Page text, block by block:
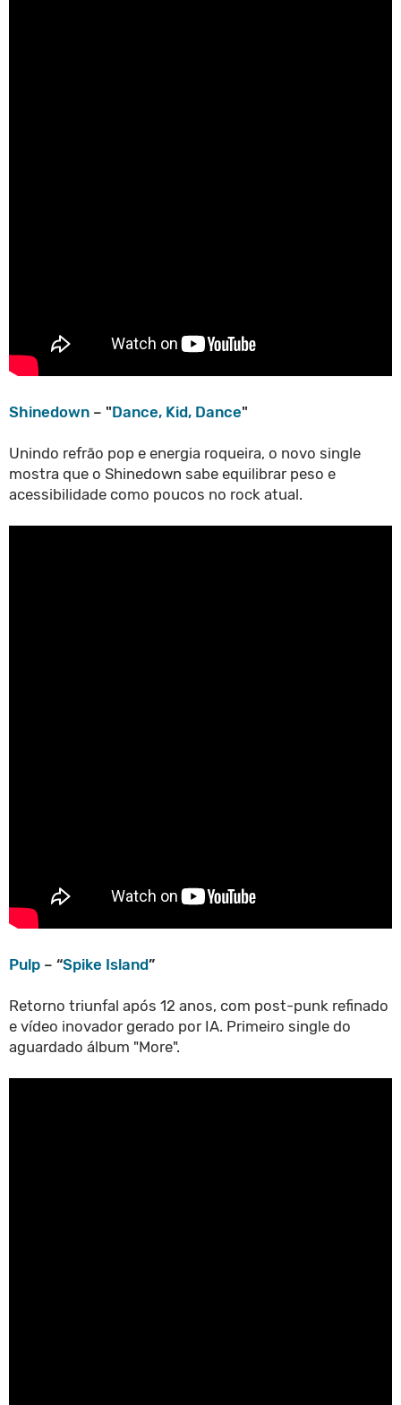
Shinedown – "Dance, Kid, Dance"
Unindo refrão pop e energia roqueira, o novo single
mostra que o Shinedown sabe equilibrar peso e
acessibilidade como poucos no rock atual.
Pulp – “Spike Island”
Retorno triunfal após 12 anos, com post-punk refinado
e vídeo inovador gerado por IA. Primeiro single do
aguardado álbum "More".